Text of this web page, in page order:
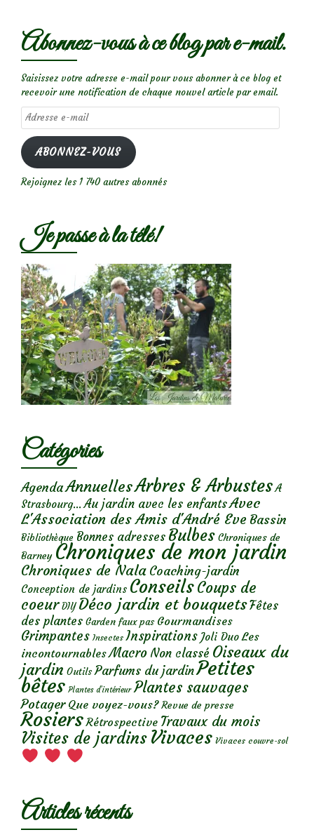
Abonnez-vous à ce blog par e-mail.
Saisissez votre adresse e-mail pour vous abonner à ce blog et
recevoir une notification de chaque nouvel article par email.
Adresse
e-
mail
ABONNEZ-VOUS
Rejoignez les 1 740 autres abonnés
Je passe à la télé!
Catégories
AgendaAnnuellesArbres & Arbustes A
Strasbourg... Au jardin avec les enfantsAvec
L'Association des Amis d'André Eve Bassin
Bibliothèque Bonnes adresses Bulbes Chroniques de
Barney Chroniques de mon jardin
Chroniques de Nala Coaching-jardin
Conception de jardins ConseilsCoups de
coeur DIY Déco jardin et bouquetsFêtes
des plantes Garden faux pas Gourmandises
Grimpantes Insectes Inspirations Joli Duo Les
incontournables Macro Non classé Oiseaux du
jardin Outils Parfums du jardinPetites
bêtes Plantes d’intérieur Plantes sauvages
Potager Que voyez-vous? Revue de presse
Rosiers Rétrospective Travaux du mois
Visites de jardins Vivaces Vivaces couvre-sol
Articles récents